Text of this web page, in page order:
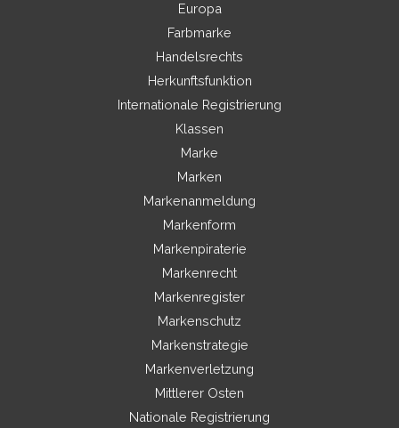
Europa
Farbmarke
Handelsrechts
Herkunftsfunktion
Internationale Registrierung
Klassen
Marke
Marken
Markenanmeldung
Markenform
Markenpiraterie
Markenrecht
Markenregister
Markenschutz
Markenstrategie
Markenverletzung
Mittlerer Osten
Nationale Registrierung